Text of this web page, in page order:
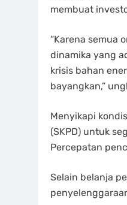
membuat
“Karena semua
dinamika yang
krisis bahan
bayangkan,”
Menyikapi
(SKPD) untuk
Percepatan
Selain belanja